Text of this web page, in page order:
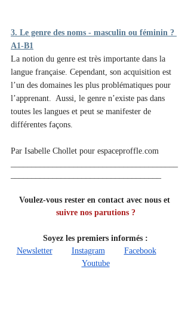
3. Le genre des noms - masculin ou féminin ?
A1-B1
La notion du genre est très importante dans la
langue française. Cependant, son acquisition est
l’un des domaines les plus problématiques pour
l’apprenant.  Aussi, le genre n’existe pas dans
toutes les langues et peut se manifester de
différentes façons.
Par Isabelle Chollet pour espaceproffle.com
Voulez-vous rester en contact avec nous et
suivre nos parutions ?
Soyez les premiers informés :
Newsletter
Instagram
Facebook
Youtube